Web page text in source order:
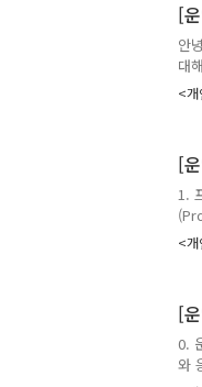
에
운
한
[
안
대
게
위
순
려
<
[
1.
다
메
(똥
라
<
[
0.
와